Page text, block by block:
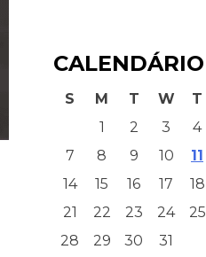
CALENDÁRIO
S M T W T
1
2 3 4
7
8 9 10 11
14
15 16 17 18
21
22 23 24 25
28
29 30
31